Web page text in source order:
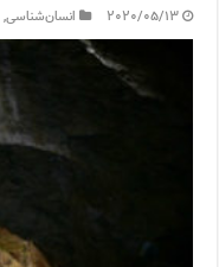
2020/05/13 انسان‌شناسی,